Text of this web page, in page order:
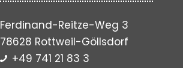
Ferdinand-Reitze-Weg 3
78628 Rottweil-Göllsdorf
+49 741 21 83 3